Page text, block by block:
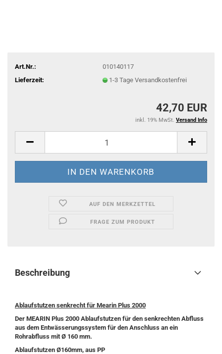
Art.Nr.:
010140117
Lieferzeit:
1-3 Tage Versandkostenfrei
42,70 EUR
inkl. 19% MwSt. Versand Info
AUF DEN MERKZETTEL
FRAGE ZUM PRODUKT
Beschreibung
Ablaufstutzen senkrecht für Mearin Plus 2000
Der MEARIN Plus 2000 Ablaufstutzen für den senkrechten Abfluss
aus dem Entwässerungssystem für den Anschluss an ein
Rohrabfluss mit Ø 160 mm.
Ablaufstutzen Ø160mm, aus PP